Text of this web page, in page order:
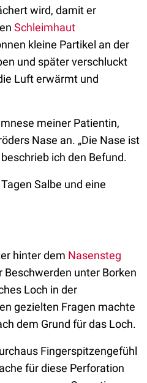
wird, damit er
Schleimhaut
kleine Partikel an der
und später verschluckt
Luft erwärmt und
meiner Patientin,
Nase an. „Die Nase ist
ich den Befund.
Salbe und eine
hinter dem Nasensteg
Beschwerden unter Borken
Loch in der
gezielten Fragen machte
dem Grund für das Loch.
Fingerspitzengefühl
für diese Perforation